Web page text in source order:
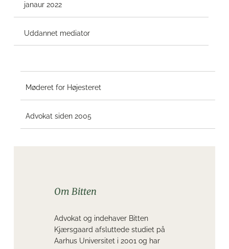
janaur 2022
Uddannet mediator
Møderet for Højesteret
Advokat siden 2005
Om Bitten
Advokat og indehaver Bitten
Kjærsgaard afsluttede studiet på
Aarhus Universitet i 2001 og har